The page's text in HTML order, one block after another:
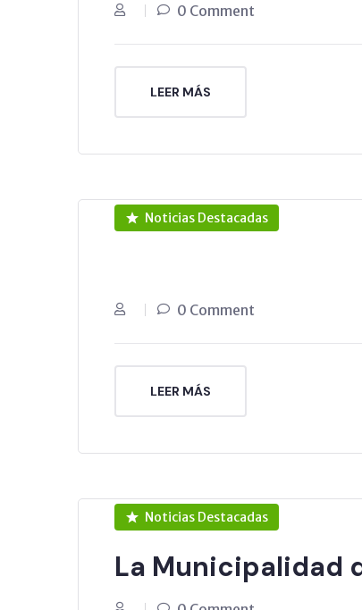
0 Comment
LEER MÁS
Noticias Destacadas
0 Comment
LEER MÁS
Noticias Destacadas
La Municipalidad